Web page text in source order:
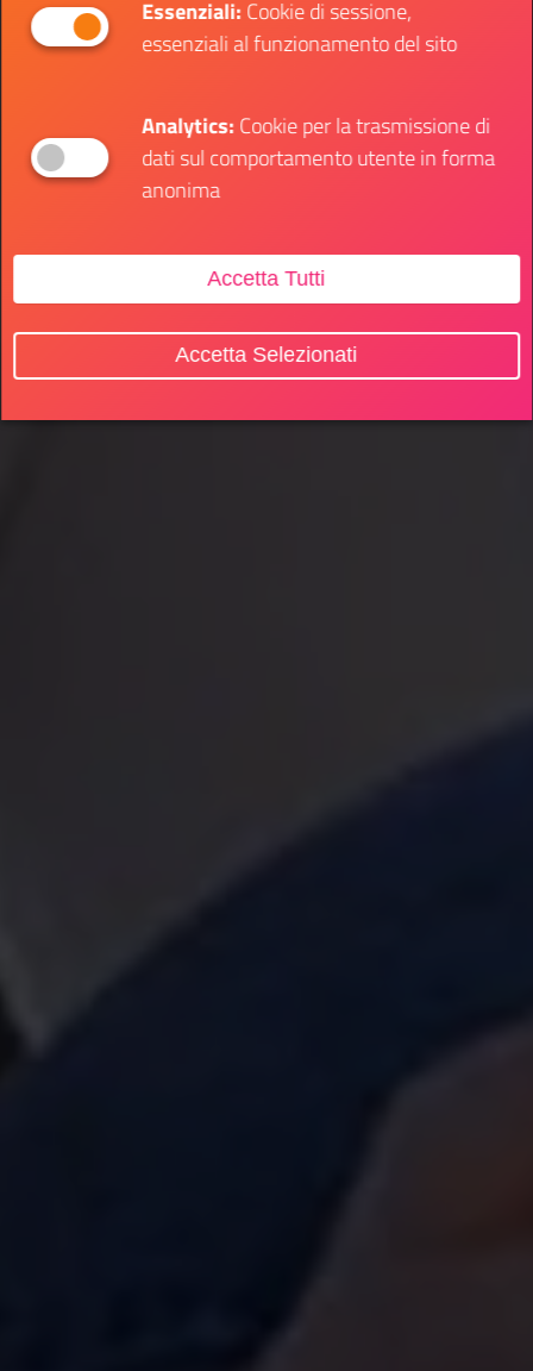
Essenziali:Cookie di sessione,
essenziali al funzionamento del sito
Analytics:Cookie per la trasmissione di
dati sul comportamento utente in forma
anonima
Accetta Tutti
Accetta Selezionati